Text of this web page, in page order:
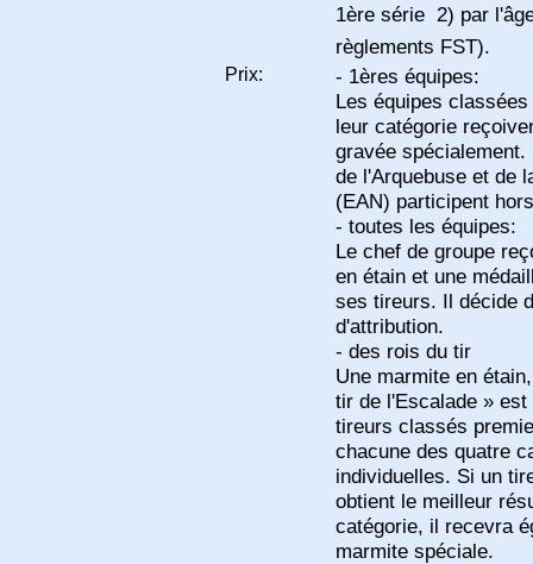
1ère série  2) par
règlements FST).
Prix:
- 1ères équipes:
Les équipes
leur catégorie
gravée
de l'Arquebuse et de
(EAN) participent
- toutes les équipes:
Le chef de groupe
en étain et une
ses tireurs. Il décide
d'attribution.
- des rois du tir
Une marmite en
tir de l'Escalade »
tireurs classés
chacune des quatre
individuelles. Si un
obtient le meilleur
catégorie, il recevra
marmite spéciale.